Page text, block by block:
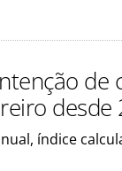
desde
índice